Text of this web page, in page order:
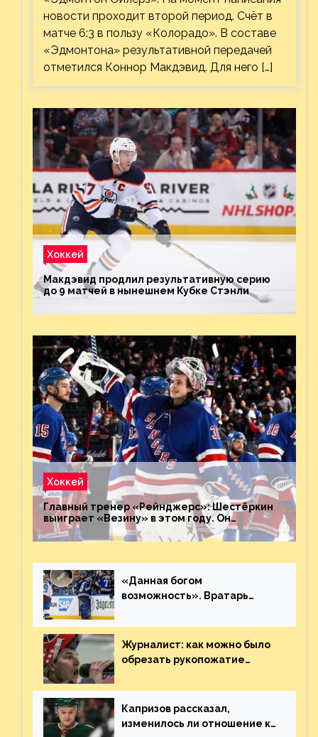
новости проходит второй период. Счёт в
матче 6:3 в пользу «Колорадо». В составе
«Эдмонтона» результативной передачей
отметился Коннор Макдэвид. Для него […]
Хоккей
Макдэвид продлил результативную серию
до 9 матчей в нынешнем Кубке Стэнли
Хоккей
Главный тренер «Рейнджерс»: Шестёркин
выиграет «Везину» в этом году. Он
невероятен
«Данная богом
возможность». Вратарь
броске бутылкой в Кадри
Журналист: как можно было
обрезать рукопожатие
Плохая работа, ESPN
Капризов рассказал,
изменилось ли отношение к